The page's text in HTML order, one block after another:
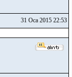
31 Oca 2015 22:53